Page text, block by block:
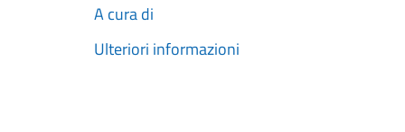
A cura di
Ulteriori informazioni